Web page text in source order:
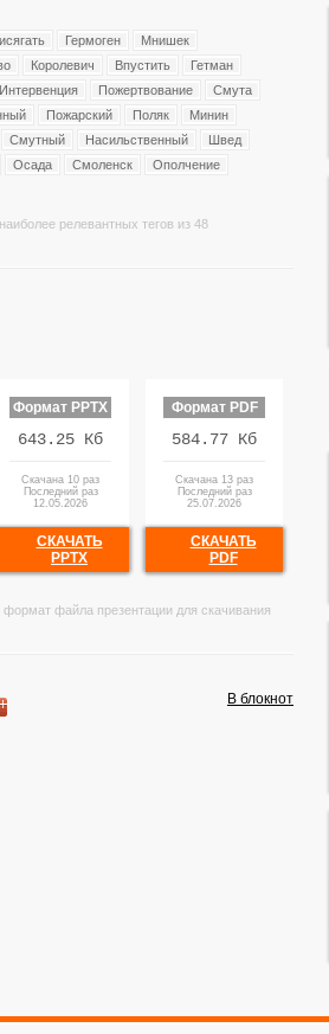
Гермоген
Мнишек
Королевич Впустить
Гетман
Интервенция Пожертвование
Смута
Пожарский Поляк
Минин
Смутный Насильственный
Швед
Осада Смоленск
Ополчение
релевантных тегов из 48
Формат PPTX
643.25 Кб
Скачана 10 раз
Последний раз
12.05.2026
СКАЧАТЬ
PPTX
Формат PDF
584.77 Кб
Скачана 13 раз
Последний раз
25.07.2026
СКАЧАТЬ
PDF
файла презентации для скачивания
В блокнот